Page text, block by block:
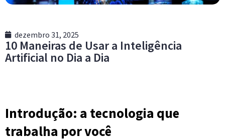
dezembro 31, 2025
10 Maneiras de Usar a Inteligência
Artificial no Dia a Dia
Introdução: a tecnologia que
trabalha por você